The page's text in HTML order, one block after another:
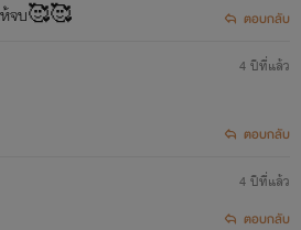
ห้จบ🥰🥰
ตอบกลับ
4 ปีที่แล้ว
ตอบกลับ
4 ปีที่แล้ว
ตอบกลับ